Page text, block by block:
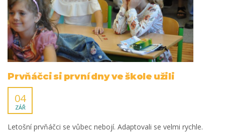
Prvňáčci si první dny ve škole užili
04
ZÁŘ
Letošní prvňáčci se vůbec nebojí. Adaptovali se velmi rychle.